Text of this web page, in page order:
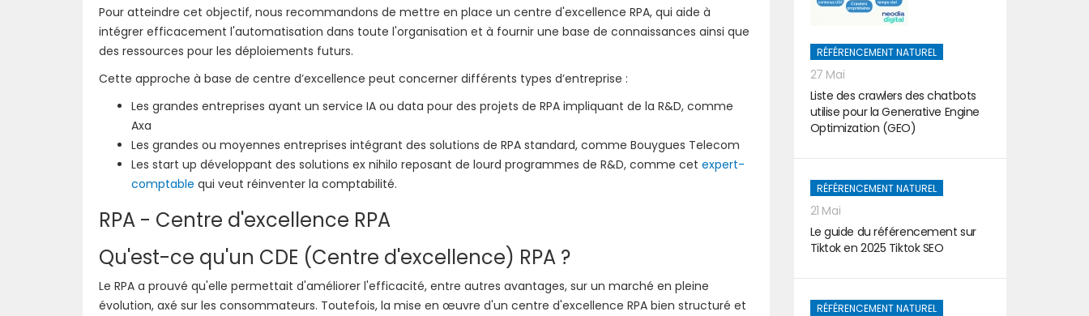
Pour atteindre cet objectif, nous recommandons de mettre en place un centre d'excellence RPA, qui aide à
intégrer efficacement l'automatisation dans toute l'organisation et à fournir une base de connaissances ainsi que
des ressources pour les déploiements futurs.
Cette approche à base de centre d’excellence peut concerner différents types d’entreprise :
Les grandes entreprises ayant un service IA ou data pour des projets de RPA impliquant de la R&D, comme
Axa
Les grandes ou moyennes entreprises intégrant des solutions de RPA standard, comme Bouygues Telecom
Les start up développant des solutions ex nihilo reposant de lourd programmes de R&D, comme cet expert-
comptable qui veut réinventer la comptabilité.
RPA - Centre d'excellence RPA
Qu'est-ce qu'un CDE (Centre d'excellence) RPA ?
Le RPA a prouvé qu'elle permettait d'améliorer l'efficacité, entre autres avantages, sur un marché en pleine
évolution, axé sur les consommateurs. Toutefois, la mise en œuvre d'un centre d'excellence RPA bien structuré et
RÉFÉRENCEMENT NATUREL
27 Mai
Liste des crawlers des chatbots
utilise pour la Generative Engine
Optimization (GEO)
RÉFÉRENCEMENT NATUREL
21 Mai
Le guide du référencement sur
Tiktok en 2025 Tiktok SEO
RÉFÉRENCEMENT NATUREL